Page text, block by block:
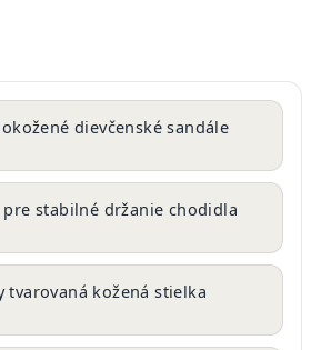
dievčenské sandále
pre stabilné držanie chodidla
tvarovaná kožená stielka